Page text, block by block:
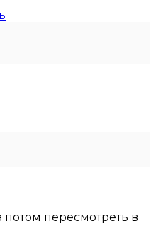
пересмотреть в